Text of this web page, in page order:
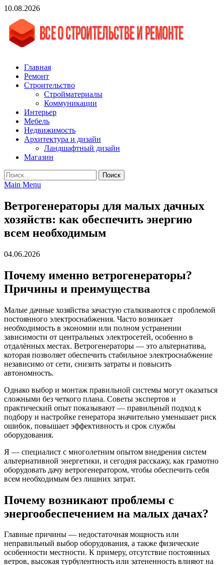
Skip
content
10.08.2026
vgasa.ru
Строительный журнал. Всё о строительстве и ремонтах
Главная
Ремонт
Строительство
Стройматериалы
Коммуникации
Интерьер
Мебель
Недвижимость
Архитектура и дизайн
Ландшафтный дизайн
Магазин
Найти:
Main Menu
Ветрогенераторы для малых дачных
хозяйств: как обеспечить энергию
всем необходимым
04.06.2026
Почему именно ветрогенераторы?
Причины и преимущества
Малые дачные хозяйства зачастую сталкиваются с проблемой
постоянного электроснабжения. Часто возникает
необходимость в экономии или полном устранении
зависимости от центральных электросетей, особенно в
отдалённых местах. Ветрогенераторы — это альтернатива,
которая позволяет обеспечить стабильное электроснабжение
независимо от сети, снизить затраты и повысить
автономность.
Однако выбор и монтаж правильной системы могут оказаться
сложными без четкого плана. Советы экспертов и
практический опыт показывают — правильный подход к
подбору и настройке генератора значительно уменьшает риск
ошибок, повышает эффективность и срок службы
оборудования.
Я — специалист с многолетним опытом внедрения систем
альтернативной энергетики, и сегодня расскажу, как грамотно
оборудовать дачу ветрогенератором, чтобы обеспечить себя
всем необходимым без лишних затрат.
Почему возникают проблемы с
энергообеспечением на малых дачах?
Главные причины — недостаточная мощность или
неправильный выбор оборудования, а также физические
особенности местности. К примеру, отсутствие постоянных
ветров, высокая турбулентность или затененность влияют на